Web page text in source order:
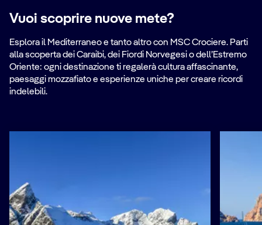
Vuoi scoprire nuove mete?
Esplora il Mediterraneo e tanto altro con MSC Crociere. Parti
alla scoperta dei Caraibi, dei Fiordi Norvegesi o dell’Estremo
Oriente: ogni destinazione ti regalerà cultura affascinante,
paesaggi mozzafiato e esperienze uniche per creare ricordi
indelebili.